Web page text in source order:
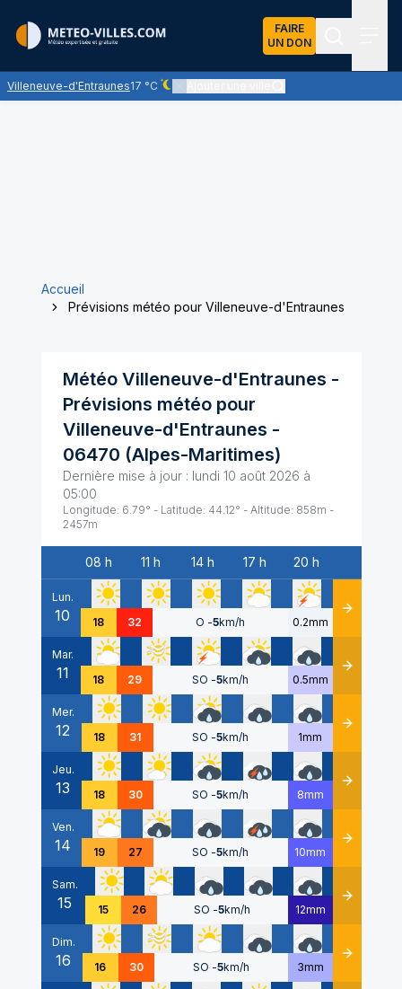
FAIRE
UN DON
Villeneuve-d'Entraunes17 °C
Ciel dégagé - quasiment pas de nuages
Accueil
Prévisions météo pour Villeneuve-d'Entraunes
Météo Villeneuve-d'Entraunes -
Prévisions météo pour
Villeneuve-d'Entraunes -
06470 (Alpes-Maritimes)
Dernière mise à jour : lundi 10 août 2026 à
05:00
Longitude: 6.79° - Latitude: 44.12° - Altitude: 858m -
2457m
Date
08 h 11 h 14 h 17 h 20 h
Lun.
10 18 32 O -5km/h 0.2mm Détails
Mar.
11 18 29 SO -5km/h 0.5mm Détails
Mer.
12 18 31 SO -5km/h 1mm Détails
Jeu.
13 18 30 SO -5km/h 8mm Détails
Ven.
14 19 27 SO -5km/h 10mm Détails
Sam.
15 15 26 SO -5km/h 12mm Détails
Dim.
16 16 30 SO -5km/h 3mm Détails